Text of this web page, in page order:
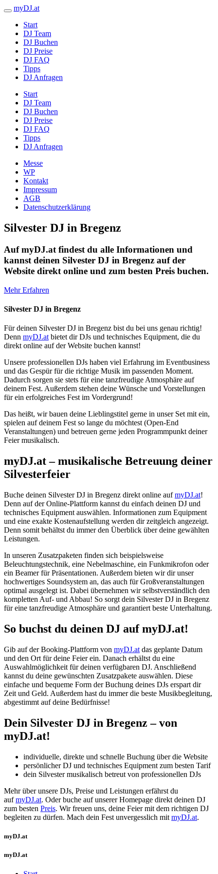
myDJ.at
Start
DJ Team
DJ Buchen
DJ Preise
DJ FAQ
Tipps
DJ Anfragen
Start
DJ Team
DJ Buchen
DJ Preise
DJ FAQ
Tipps
DJ Anfragen
Messe
WP
Kontakt
Impressum
AGB
Datenschutzerklärung
Silvester DJ in Bregenz
Auf myDJ.at findest du alle Informationen und
kannst deinen Silvester DJ in Bregenz auf der
Website direkt online und zum besten Preis buchen.
Mehr Erfahren
Silvester DJ in Bregenz
Für deinen Silvester DJ in Bregenz bist du bei uns genau richtig!
Denn myDJ.at bietet dir DJs und technisches Equipment, die du
direkt online auf der Website buchen kannst!
Unsere professionellen DJs haben viel Erfahrung im Eventbusiness
und das Gespür für die richtige Musik im passenden Moment.
Dadurch sorgen sie stets für eine tanzfreudige Atmosphäre auf
deinem Fest. Außerdem stehen deine Wünsche und Vorstellungen
für ein erfolgreiches Fest im Vordergrund!
Das heißt, wir bauen deine Lieblingstitel gerne in unser Set mit ein,
spielen auf deinem Fest so lange du möchtest (Open-End
Veranstaltungen) und betreuen gerne jeden Programmpunkt deiner
Feier musikalisch.
myDJ.at – musikalische Betreuung deiner
Silvesterfeier
Buche deinen Silvester DJ in Bregenz direkt online aufmyDJ.at!
Denn auf der Online-Plattform kannst du einfach deinen DJ und
technisches Equipment auswählen. Informationen zum Equipment
und eine exakte Kostenaufstellung werden dir zeitgleich angezeigt.
Denn somit behältst du immer den Überblick über deine gewählten
Leistungen.
In unseren Zusatzpaketen finden sich beispielsweise
Beleuchtungstechnik, eine Nebelmaschine, ein Funkmikrofon oder
ein Beamer für Präsentationen. Außerdem bieten wir dir unser
hochwertiges Soundsystem an, das auch für Großveranstaltungen
optimal ausgelegt ist. Dabei übernehmen wir selbstverständlich den
kompletten Auf- und Abbau! So sorgt dein Silvester DJ in Bregenz
für eine tanzfreudige Atmosphäre und garantiert beste Unterhaltung.
So buchst du deinen DJ auf myDJ.at!
Gib auf der Booking-Plattform von myDJ.at das geplante Datum
und den Ort für deine Feier ein. Danach erhältst du eine
Auswahlmöglichkeit für deinen verfügbaren DJ. Anschließend
kannst du deine gewünschten Zusatzpakete auswählen. Diese
einfache und bequeme Form der Buchung deines DJs erspart dir
Zeit und Geld. Außerdem hast du immer die beste Musikbegleitung,
abgestimmt auf deine Bedürfnisse!
Dein Silvester DJ in Bregenz – von
myDJ.at!
individuelle, direkte und schnelle Buchung über die Website
persönlicher DJ und technisches Equipment zum besten Tarif
dein Silvester musikalisch betreut von professionellen DJs
Mehr über unsere DJs, Preise und Leistungen erfährst du
aufmyDJ.at. Oder buche auf unserer Homepage direkt deinen DJ
zum besten Preis. Wir freuen uns, deine Feier mit dem richtigen DJ
begleiten zu dürfen. Mach dein Fest unvergesslich mit myDJ.at.
myDJ.at
myDJ.at